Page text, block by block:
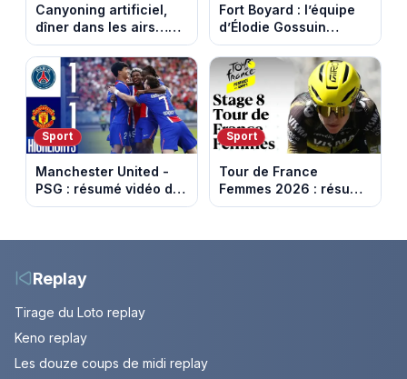
Canyoning artificiel,
dîner dans les airs…
les loisirs les plus fous
passés au crible dans
Capital
Fort Boyard : l’équipe
d’Élodie Gossuin
termine avec une belle
somme pour l'Unicef et
le Refuge
Sport
Manchester United -
PSG : résumé vidéo du
match amical du 8 août
Sport
Tour de France
Femmes 2026 : résumé
vidéo de la 9e étape
Replay
Tirage du Loto replay
Keno replay
Les douze coups de midi replay